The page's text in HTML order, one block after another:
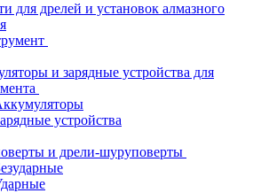
для дрелей и установок алмазного
и зарядные устройства для
устройства
и дрели-шуруповерты